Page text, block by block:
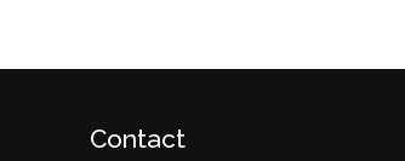
Contact